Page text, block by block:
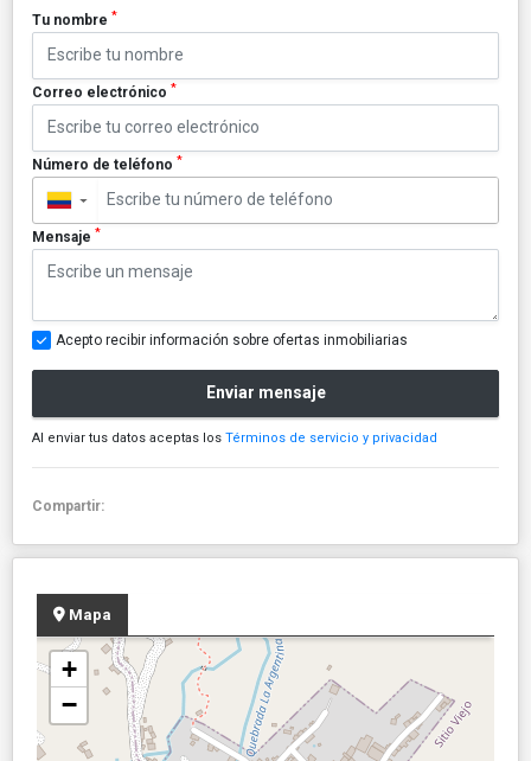
Tu nombre *
Correo electrónico *
Número de teléfono *
▼
Mensaje *
Acepto recibir información sobre ofertas inmobiliarias
Enviar mensaje
Al enviar tus datos aceptas los Términos de servicio y privacidad
Compartir:
Mapa
+
−